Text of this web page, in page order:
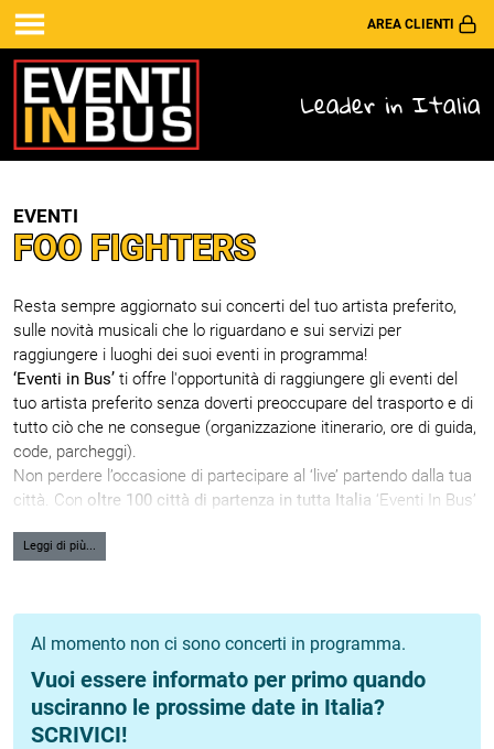
AREA CLIENTI
Leader in Italia
EVENTI
FOO FIGHTERS
Resta sempre aggiornato sui concerti del tuo artista preferito,
sulle novità musicali che lo riguardano e sui servizi per
raggiungere i luoghi dei suoi eventi in programma!
‘Eventi in Bus’ ti offre l'opportunità di raggiungere gli eventi del
tuo artista preferito senza doverti preoccupare del trasporto e di
tutto ciò che ne consegue (organizzazione itinerario, ore di guida,
code, parcheggi).
Non perdere l’occasione di partecipare al ‘live’ partendo dalla tua
città. Con oltre 100 città di partenza in tutta Italia ‘Eventi In Bus’
risparmio, comfort e adattabilità alle tue esigenze.
Leggi di più...
Al momento non ci sono concerti in programma.
Vuoi essere informato per primo quando
usciranno le prossime date in Italia?
SCRIVICI!